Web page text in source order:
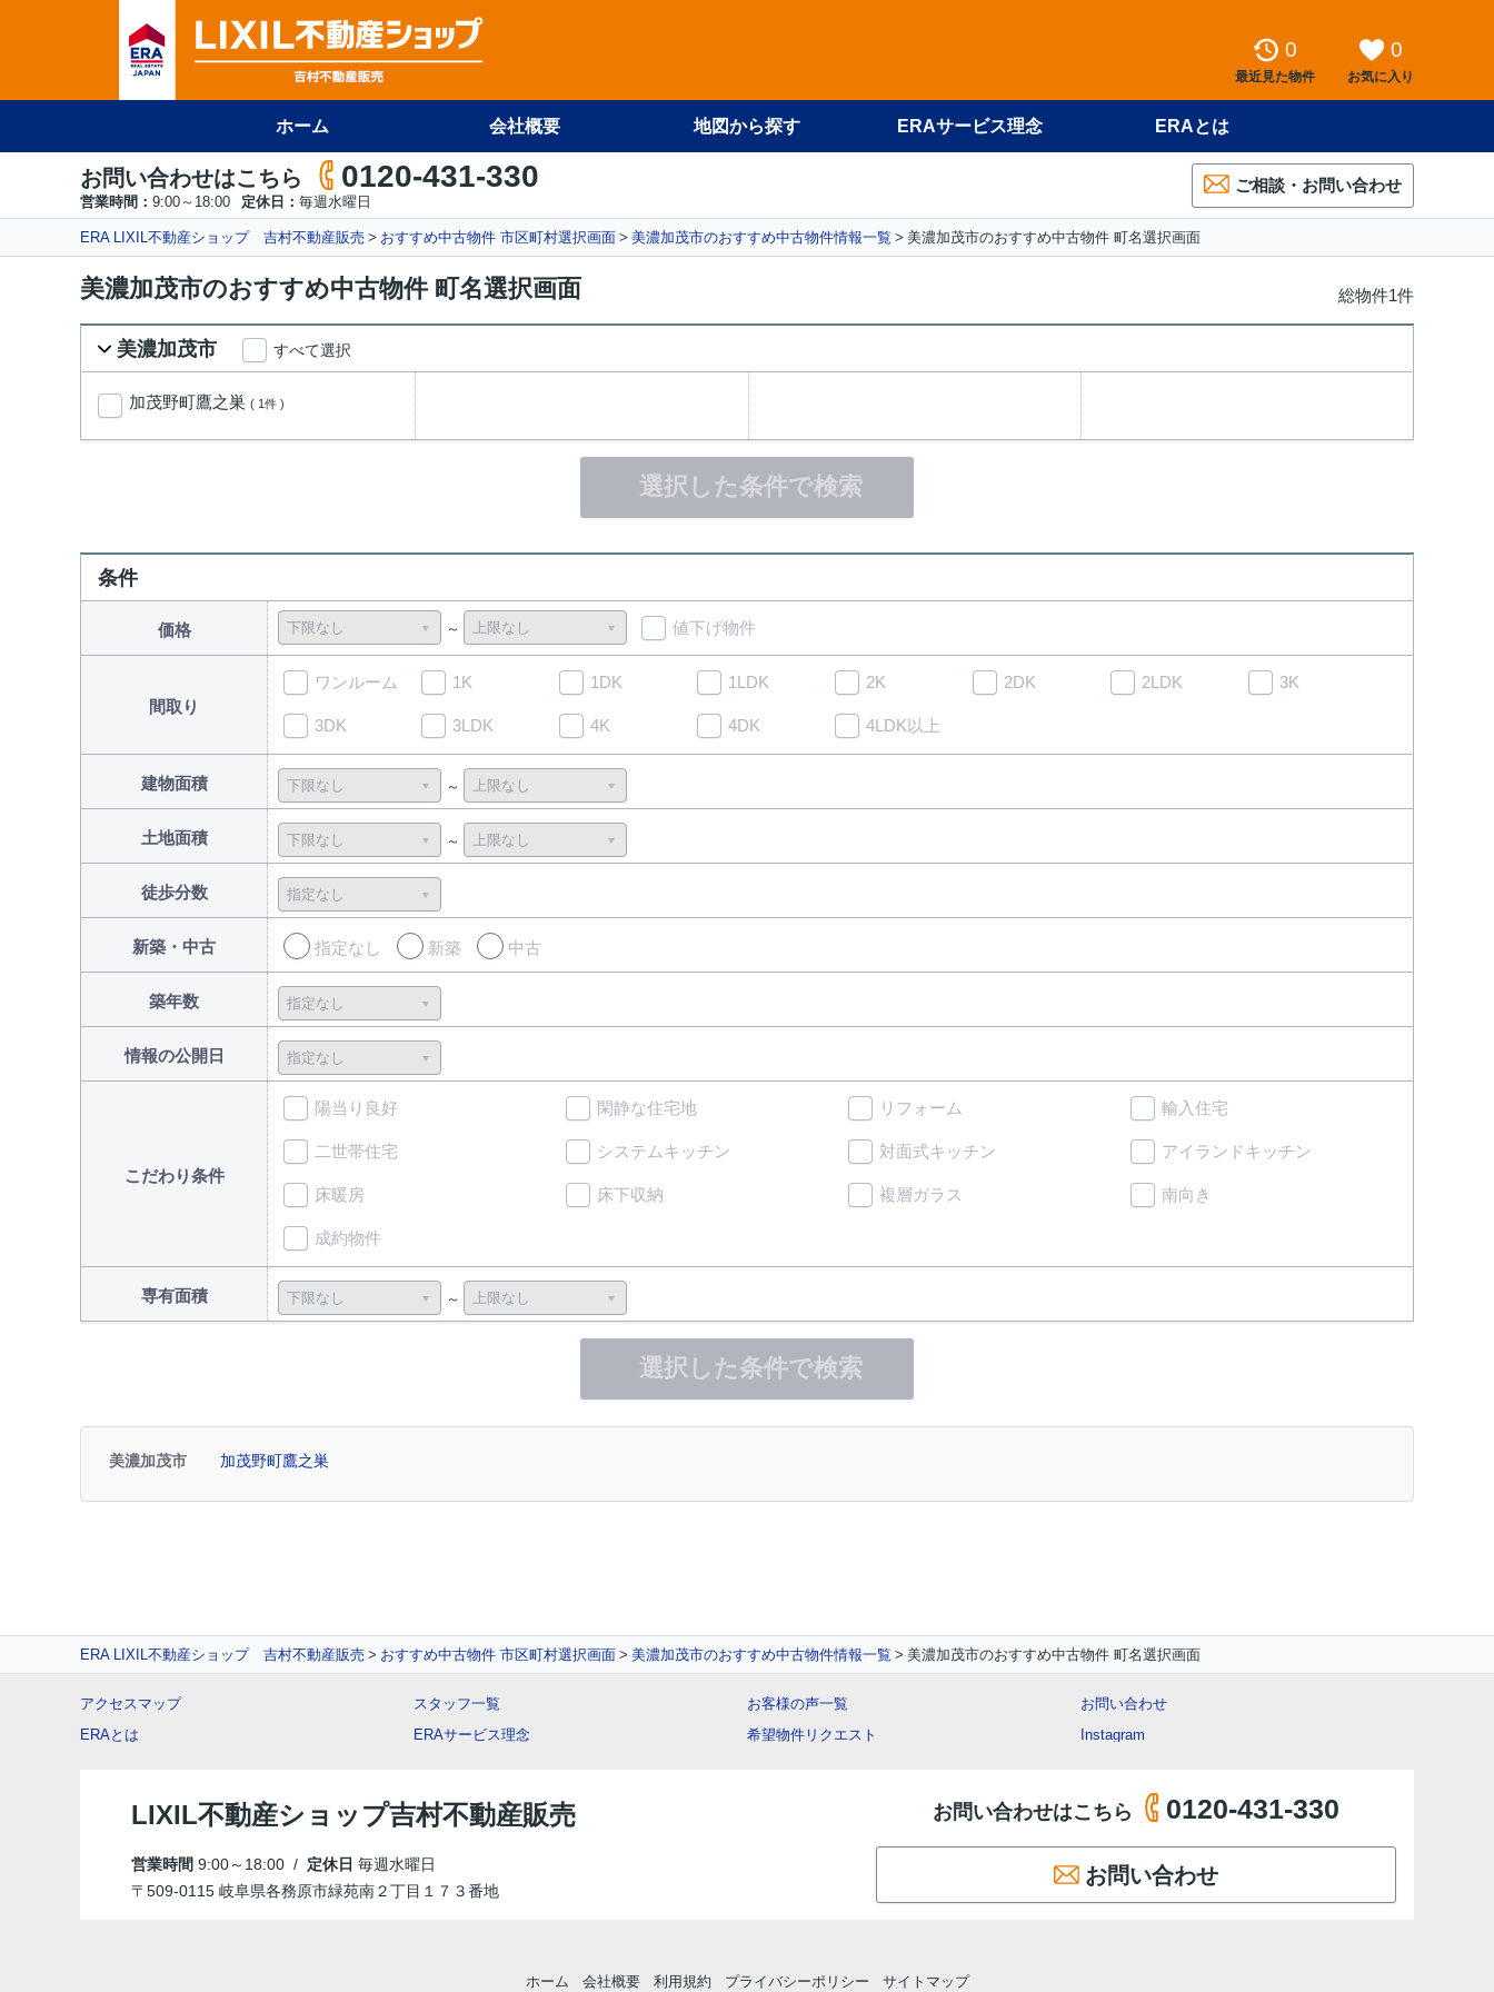
0
最近見た物件
0
お気に入り
ホーム 会社概要 地図から探す ERAサービス理念 ERAとは
お問い合わせはこちら 0120-431-330
営業時間： 9:00～18:00 定休日： 毎週水曜日
ご相談・お問い合わせ
ERA LIXIL不動産ショップ 吉村不動産販売 おすすめ中古物件 市区町村選択画面 美濃加茂市のおすすめ中古物件情報一覧 美濃加茂市のおすすめ中古物件 町名選択画面
美濃加茂市のおすすめ中古物件 町名選択画面 総物件1件
美濃加茂市 すべて選択
加茂野町鷹之巣 ( 1件 )
選択した条件で検索
条件
価格 値下げ物件
間取り
ワンルーム 1K 1DK 1LDK 2K 2DK 2LDK 3K
3DK 3LDK 4K 4DK 4LDK以上
建物面積
土地面積
徒歩分数
新築・中古 指定なし 新築 中古
築年数
情報の公開日
こだわり条件
陽当り良好 閑静な住宅地 リフォーム 輸入住宅
二世帯住宅 システムキッチン 対面式キッチン アイランドキッチン
床暖房 床下収納 複層ガラス 南向き
成約物件
専有面積
選択した条件で検索
美濃加茂市 加茂野町鷹之巣
ERA LIXIL不動産ショップ 吉村不動産販売 おすすめ中古物件 市区町村選択画面 美濃加茂市のおすすめ中古物件情報一覧 美濃加茂市のおすすめ中古物件 町名選択画面
アクセスマップ
ERAとは
スタッフ一覧
ERAサービス理念
お客様の声一覧
希望物件リクエスト
お問い合わせ
Instagram
LIXIL不動産ショップ吉村不動産販売
営業時間 9:00～18:00 / 定休日 毎週水曜日
〒509-0115 岐阜県各務原市緑苑南２丁目１７３番地
お問い合わせはこちら 0120-431-330
お問い合わせ
ホーム 会社概要 利用規約 プライバシーポリシー サイトマップ